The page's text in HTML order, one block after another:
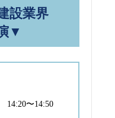
設業界
▼
14:20〜14:50